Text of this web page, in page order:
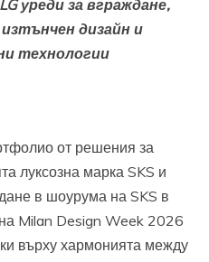
уреди за вграждане,
дизайн и
технологии
от решения за
луксозна марка SKS и
в шоурума на SKS в
Milan Design Week 2026
върху хармонията между